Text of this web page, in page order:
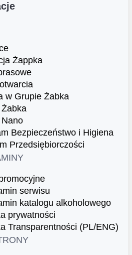
Żappka
w Grupie Żabka
Bezpieczeństwo i Higiena
Przedsiębiorczości
serwisu
katalogu alkoholowego
prywatności
Transparentności (PL/ENG)